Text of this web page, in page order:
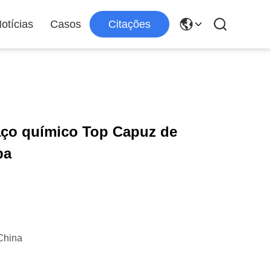
Casos Citações
químico Top Capuz de